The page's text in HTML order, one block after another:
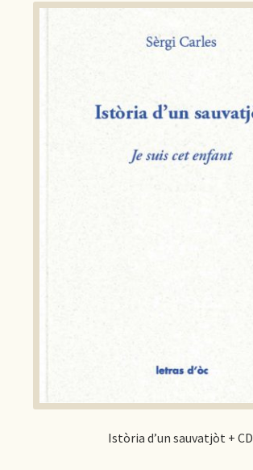
Istòria d’un sauvatjòt + CD